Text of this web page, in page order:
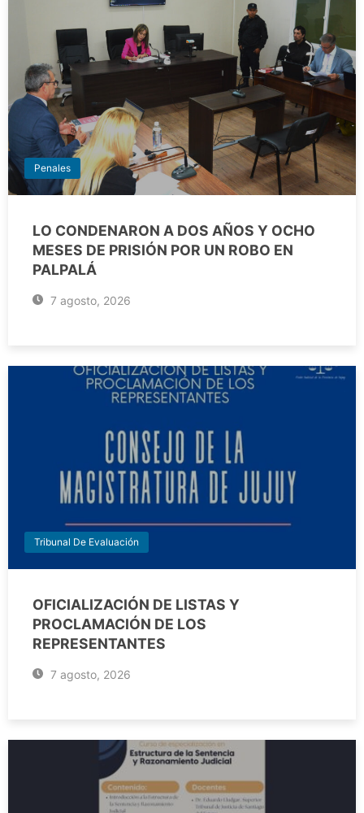
Penales
LO CONDENARON A DOS AÑOS Y OCHO
MESES DE PRISIÓN POR UN ROBO EN
PALPALÁ
7 agosto, 2026
Tribunal De Evaluación
OFICIALIZACIÓN DE LISTAS Y
PROCLAMACIÓN DE LOS
REPRESENTANTES
7 agosto, 2026